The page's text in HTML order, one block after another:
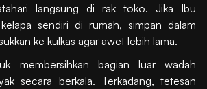
langsung di rak toko. Jika Ibu
sendiri di rumah, simpan dalam
ke kulkas agar awet lebih lama.
membersihkan bagian luar wadah
secara berkala. Terkadang, tetesan